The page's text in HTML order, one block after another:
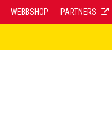
WEBBSHOP PARTNERS